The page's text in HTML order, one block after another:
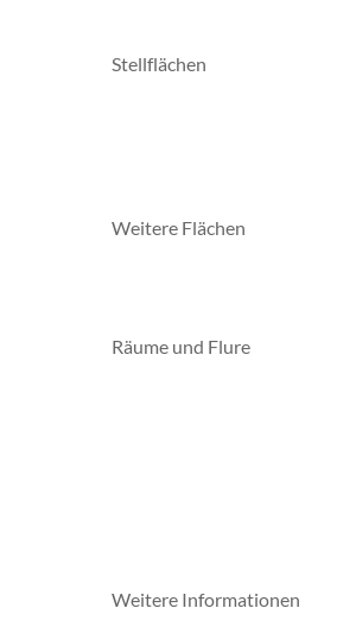
Stellflächen
Weitere Flächen
Räume und Flure
Weitere Informationen